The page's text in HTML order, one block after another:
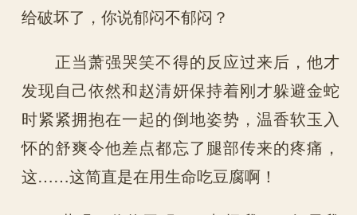
给破坏了，你说郁闷不郁闷？
正当萧强哭笑不得的反应过来后，他才
发现自己依然和赵清妍保持着刚才躲避金蛇
时紧紧拥抱在一起的倒地姿势，温香软玉入
怀的舒爽令他差点都忘了腿部传来的疼痛，
这……这简直是在用生命吃豆腐啊！